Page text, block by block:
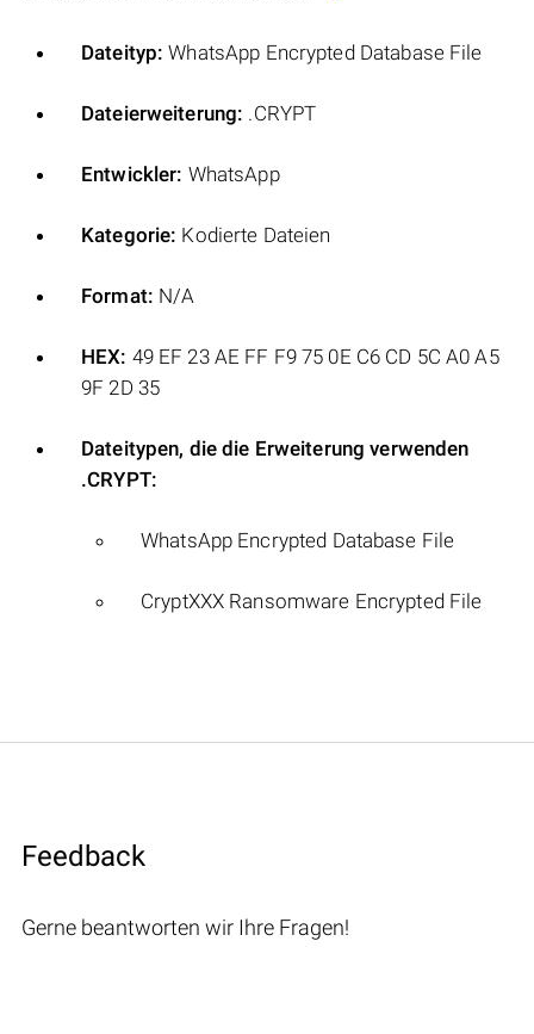
Dateityp: WhatsApp Encrypted Database File
Dateierweiterung: .CRYPT
Entwickler: WhatsApp
Kategorie: Kodierte Dateien
Format: N/A
HEX: 49 EF 23 AE FF F9 75 0E C6 CD 5C A0 A5
9F 2D 35
Dateitypen, die die Erweiterung verwenden
.CRYPT:
WhatsApp Encrypted Database File
CryptXXX Ransomware Encrypted File
Feedback
Gerne beantworten wir Ihre Fragen!